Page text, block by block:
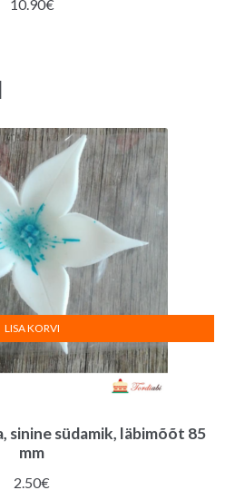
10.90€
sinine südamik, läbimõõt 85
mm
2.50€
LISA KORVI